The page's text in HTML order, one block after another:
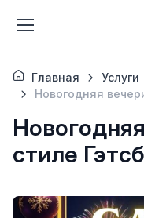
Главная
Услуги
Новогодняя
стиле